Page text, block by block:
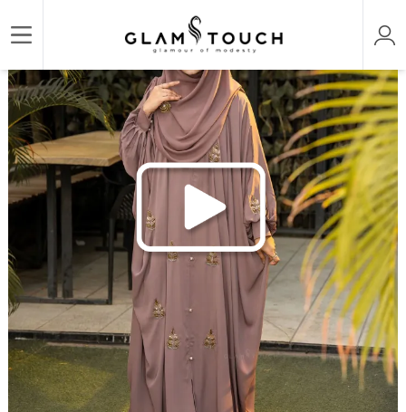
Home/ABAYA & GOWN/DESIGNER KARCHUPI ABAYAS/LUXURY DESIGNER